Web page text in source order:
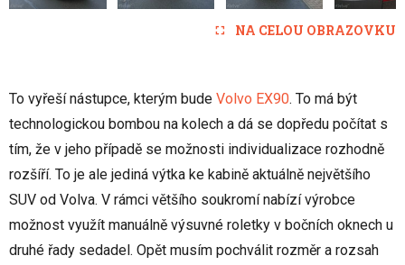
NA CELOU OBRAZOVKU
To vyřeší nástupce, kterým bude Volvo EX90. To má být
technologickou bombou na kolech a dá se dopředu počítat s
tím, že v jeho případě se možnosti individualizace rozhodně
rozšíří. To je ale jediná výtka ke kabině aktuálně největšího
SUV od Volva. V rámci většího soukromí nabízí výrobce
možnost využít manuálně výsuvné roletky v bočních oknech u
druhé řady sedadel. Opět musím pochválit rozměr a rozsah